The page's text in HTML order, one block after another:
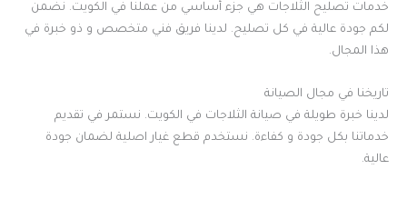
خدمات تصليح الثلاجات هي جزء أساسي من عملنا في الكويت. نضمن
لكم جودة عالية في كل تصليح. لدينا فريق فني متخصص و ذو خبرة في
هذا المجال.
تاريخنا في مجال الصيانة
لدينا خبرة طويلة في صيانة الثلاجات في الكويت. نستمر في تقديم
خدماتنا بكل جودة و كفاءة. نستخدم قطع غيار اصلية لضمان جودة
عالية.